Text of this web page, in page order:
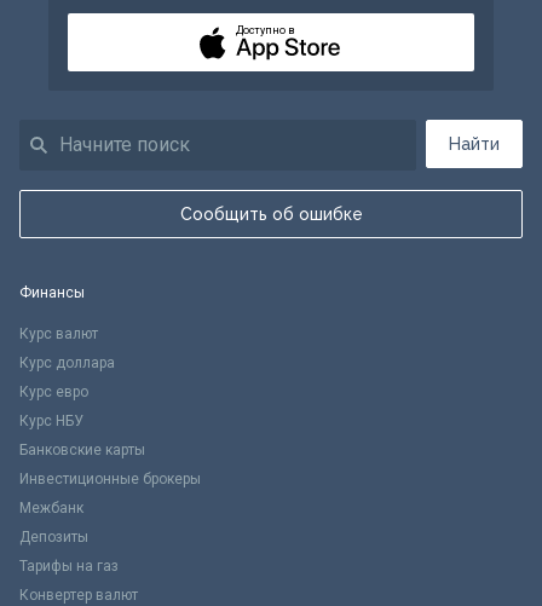
Найти
Сообщить об ошибке
Доступно в
Финансы
Курс валют
Курс доллара
Курс евро
Курс НБУ
Банковские карты
Инвестиционные брокеры
Межбанк
Депозиты
Тарифы на газ
Конвертер валют